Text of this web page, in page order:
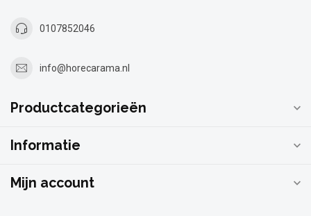
0107852046
info@horecarama.nl
Productcategorieën
Informatie
Mijn account